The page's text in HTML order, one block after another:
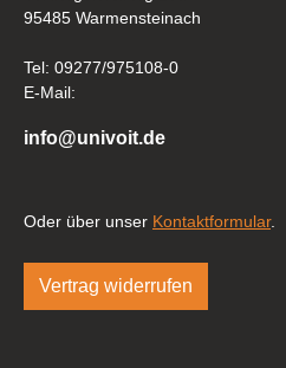
95485 Warmensteinach
Tel: 09277/975108-0
E-Mail:
info@univoit.de
Oder über unser Kontaktformular.
Vertrag widerrufen